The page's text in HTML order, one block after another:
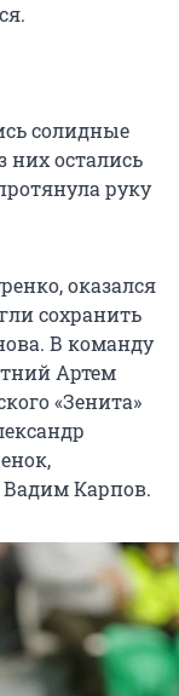
солидные
них остались
руку
оказался
сохранить
В команду
Артем
«Зенита»
Карпов.